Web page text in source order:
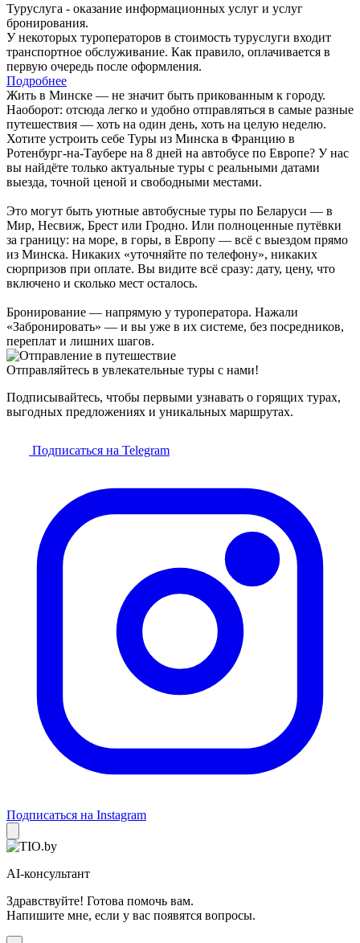
Туруслуга - оказание информационных услуг и услуг
бронирования.
У некоторых туроператоров в стоимость туруслуги входит
транспортное обслуживание. Как правило, оплачивается в
первую очередь после оформления.
Подробнее
Жить в Минске — не значит быть прикованным к городу.
Наоборот: отсюда легко и удобно отправляться в самые разные
путешествия — хоть на один день, хоть на целую неделю.
Хотите устроить себе Туры из Минска в Францию в
Ротенбург-на-Таубере на 8 дней на автобусе по Европе? У нас
вы найдёте только актуальные туры с реальными датами
выезда, точной ценой и свободными местами.
Это могут быть уютные автобусные туры по Беларуси — в
Мир, Несвиж, Брест или Гродно. Или полноценные путёвки
за границу: на море, в горы, в Европу — всё с выездом прямо
из Минска. Никаких «уточняйте по телефону», никаких
сюрпризов при оплате. Вы видите всё сразу: дату, цену, что
включено и сколько мест осталось.
Бронирование — напрямую у туроператора. Нажали
«Забронировать» — и вы уже в их системе, без посредников,
переплат и лишних шагов.
Отправляйтесь в увлекательные туры с нами!
Подписывайтесь, чтобы первыми узнавать о горящих турах,
выгодных предложениях и уникальных маршрутах.
Подписаться на Telegram
Подписаться на Instagram
AI-консультант
Здравствуйте! Готова помочь вам.
Напишите мне, если у вас появятся вопросы.